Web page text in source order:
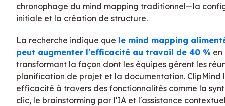
chronophage du mind mapping traditionnel—la
initiale et la création de structure.
La recherche indique que le mind mapping
peut augmenter l'efficacité au travail de 40 % en
transformant la façon dont les équipes gèrent les
planification de projet et la documentation. ClipMind
efficacité à travers des fonctionnalités comme la
clic, le brainstorming par l'IA et l'assistance